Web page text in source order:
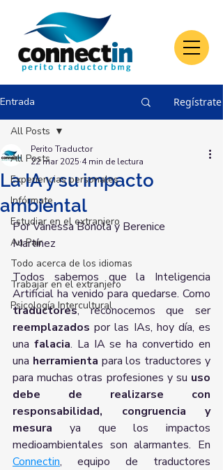
Entrada Regístrate
All Posts
Experiencias personales
Infórmate
Estudiar en el extranjero
Au Pair
Todo acerca de los idiomas
Trabajar en el extranjero
Psicología Intercultural
All Posts
La IA y su impacto
ambiental
Perito Traductor
22 mar 2025 4 min de lectura
Por Vanessa Bonola y Berenice
Martínez
Todos sabemos que la Inteligencia
traductores
, reconocemos que ser
reemplazados por las IAs, hoy día, es
una falacia. La IA se ha convertido en
una herramienta para los traductores y
para muchas otras profesiones y su uso
debe de realizarse con
responsabilidad, congruencia y
mesura ya que los impactos
Connectin, equipo de traductores